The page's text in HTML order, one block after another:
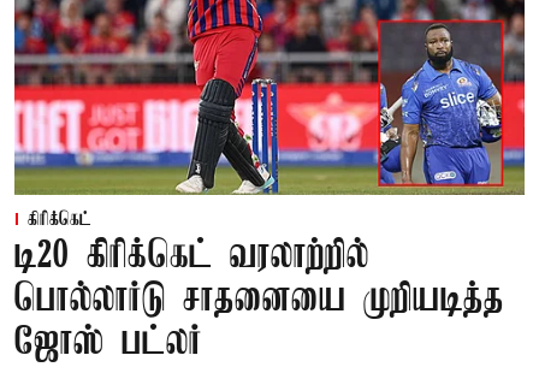
கிரிக்கெட்
டி20 கிரிக்கெட் வரலாற்றில்
பொல்லார்டு சாதனையை முறியடித்த
ஜோஸ் பட்லர்